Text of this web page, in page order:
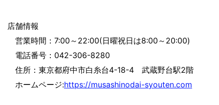
店舗情報
営業時間：7:00～22:00(日曜祝日は8:00～20:00)
電話番号：042-306-8280
住所：東京都府中市白糸台4-18-4 武蔵野台駅2階
ホームページ:https://musashinodai-syouten.com